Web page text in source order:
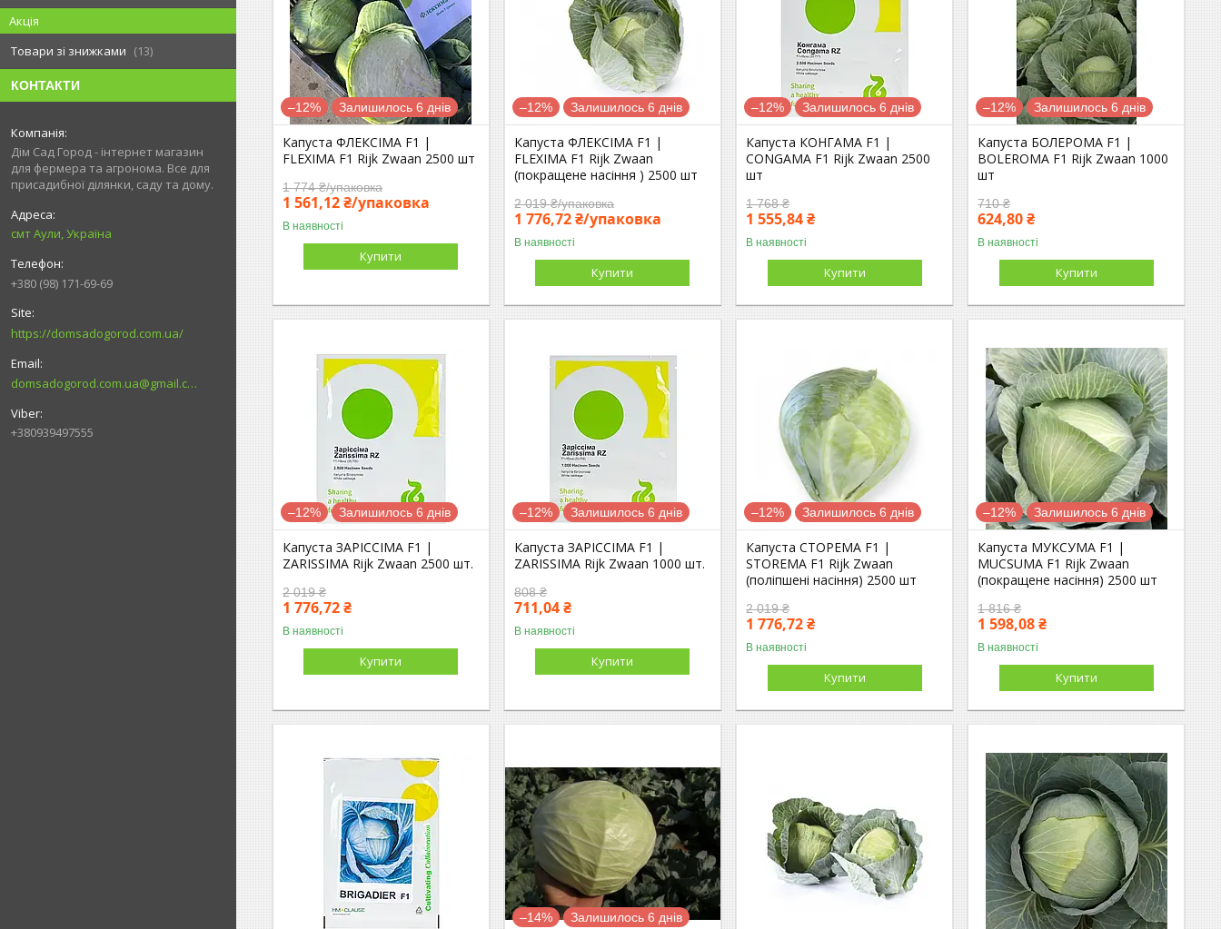
Акція
Товари зі знижками
13
КОНТАКТИ
Дім Сад Город - інтернет магазин
для фермера та агронома. Все для
присадибної ділянки, саду та дому.
смт Аули, Україна
+380 (98) 171-69-69
https://domsadogorod.com.ua/
domsadogorod.com.ua@gmail.com
+380939497555
–12% Залишилось 6 днів
Капуста ФЛЕКСІМА F1 |
FLEXIMA F1 Rijk Zwaan 2500 шт
1 774 ₴/упаковка
1 561,12 ₴/упаковка
В наявності
Купити
–12% Залишилось 6 днів
Капуста ФЛЕКСІМА F1 |
FLEXIMA F1 Rijk Zwaan
(покращене насіння ) 2500 шт
2 019 ₴/упаковка
1 776,72 ₴/упаковка
В наявності
Купити
–12% Залишилось 6 днів
Капуста КОНГАМА F1 |
CONGAMA F1 Rijk Zwaan 2500
шт
1 768 ₴
1 555,84 ₴
В наявності
Купити
–12% Залишилось 6 днів
Капуста БОЛЕРОМА F1 |
BOLEROMA F1 Rijk Zwaan 1000
шт
710 ₴
624,80 ₴
В наявності
Купити
–12% Залишилось 6 днів
Капуста ЗАРІССІМА F1 |
ZARISSIMA Rijk Zwaan 2500 шт.
2 019 ₴
1 776,72 ₴
В наявності
Купити
–12% Залишилось 6 днів
Капуста ЗАРІССІМА F1 |
ZARISSIMA Rijk Zwaan 1000 шт.
808 ₴
711,04 ₴
В наявності
Купити
–12% Залишилось 6 днів
Капуста СТОРЕМА F1 |
STOREMA F1 Rijk Zwaan
(поліпшені насіння) 2500 шт
2 019 ₴
1 776,72 ₴
В наявності
Купити
–12% Залишилось 6 днів
Капуста МУКСУМА F1 |
MUCSUMA F1 Rijk Zwaan
(покращене насіння) 2500 шт
1 816 ₴
1 598,08 ₴
В наявності
Купити
–14% Залишилось 6 днів